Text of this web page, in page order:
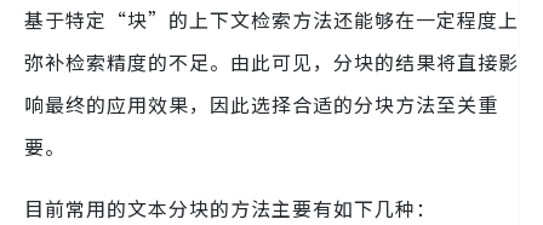
基于特定“块”的上下文检索方法还能够在一定程度上
弥补检索精度的不足。由此可见，分块的结果将直接影
响最终的应用效果，因此选择合适的分块方法至关重
要。
目前常用的文本分块的方法主要有如下几种：